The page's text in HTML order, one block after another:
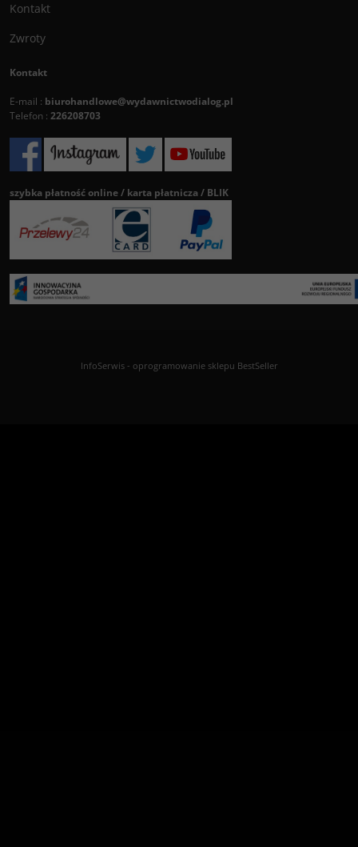
Kontakt
Zwroty
Kontakt
E-mail : biurohandlowe@wydawnictwodialog.pl
Telefon : 226208703
szybka płatność online / karta płatnicza / BLIK
InfoSerwis- oprogramowanie sklepu BestSeller